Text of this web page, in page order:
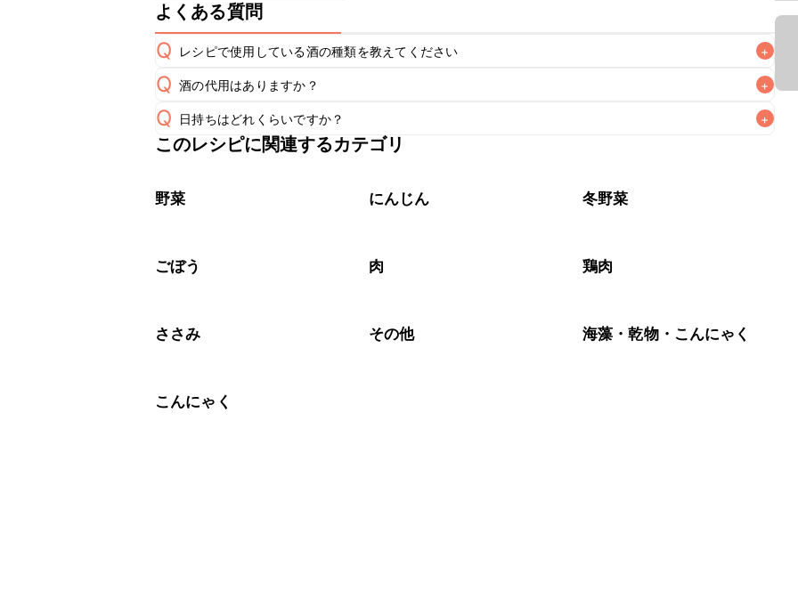
よくある質問
Q レシピで使用している酒の種類を教えてください +
A
Q 酒の代用はありますか？ +
A
Q 日持ちはどれくらいですか？ +
保存期間は冷蔵で当日中が目安です。なるべくお早めにお召し上がりください。
※日持ちは目安です。
このレシピに関連するカテゴリ
野菜 にんじん 冬野菜
ごぼう 肉 鶏肉
ささみ その他 海藻・乾物・こんにゃく
こんにゃく